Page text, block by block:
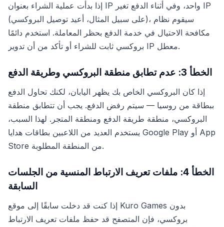
إذا بدأت عملية الشراء بعنوان IP واحد، وفي أثناء الدفع تغير IP
(على سبيل المثال، أعيد توصيل البروكسي)، سيقوم نظام
مكافحة الاحتيال في خدمة الدفع بحظر المعاملة. استخدم دائمًا
بروكسي ثابت للشراء أو تأكد من أن تدوير IP معطل.
الخطأ 3: عدم تطابق منطقة البروكسي وطريقة الدفع
إذا كان البروكسي الخاص بك يظهر اليابان، لكنك تحاول الدفع
ببطاقة من روسيا — سيتم رفض الدفع. يجب أن تتطابق منطقة
البروكسي، منطقة طريقة الدفع ومنطقة المتجر. لهذا السبب،
يستخدم العديد من اللاعبين بطاقات هدايا Google Play أو App
Store من المنطقة المطلوبة.
الخطأ 4: ملفات تعريف الارتباط المنسية من الجلسات
السابقة
إذا كنت قد دخلت سابقًا إلى موقع Kuro Games بدون
بروكسي، فإن المتصفح قد حفظ ملفات تعريف الارتباط